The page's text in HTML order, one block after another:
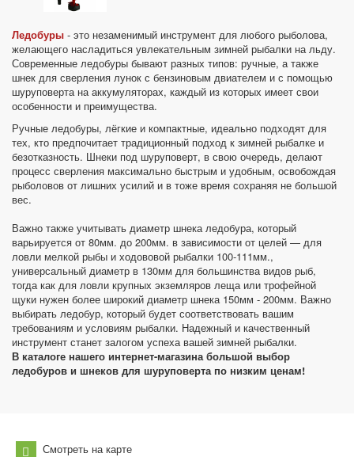
Ледобуры - это незаменимый инструмент для любого рыболова,
желающего насладиться увлекательным зимней рыбалки на льду.
Современные ледобуры бывают разных типов: ручные, а также
шнек для сверления лунок с бензиновым двиателем и с помощью
шуруповерта на аккумуляторах, каждый из которых имеет свои
особенности и преимущества.
Ручные ледобуры, лёгкие и компактные, идеально подходят для
тех, кто предпочитает традиционный подход к зимней рыбалке и
безотказность. Шнеки под шуруповерт, в свою очередь, делают
процесс сверления максимально быстрым и удобным, освобождая
рыболовов от лишних усилий и в тоже время сохраняя не большой
вес.
Важно также учитывать диаметр шнека ледобура, который
варьируется от 80мм. до 200мм. в зависимости от целей — для
ловли мелкой рыбы и ходововой рыбалки 100-111мм.,
универсальный диаметр в 130мм для большинства видов рыб,
тогда как для ловли крупных экземляров леща или трофейной
щуки нужен более широкий диаметр шнека 150мм - 200мм. Важно
выбирать ледобур, который будет соответствовать вашим
требованиям и условиям рыбалки. Надежный и качественный
инструмент станет залогом успеха вашей зимней рыбалки.
В каталоге нашего интернет-магазина большой выбор
ледобуров и шнеков для шуруповерта по низким ценам!
Смотреть на карте